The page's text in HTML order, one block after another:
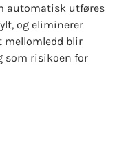
automatisk utføres
og eliminerer
mellomledd blir
som risikoen for